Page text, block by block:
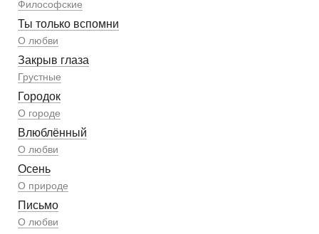
Философские
Ты только вспомни
О любви
Закрыв глаза
Грустные
Городок
О городе
Влюблённый
О любви
Осень
О природе
Письмо
О любви